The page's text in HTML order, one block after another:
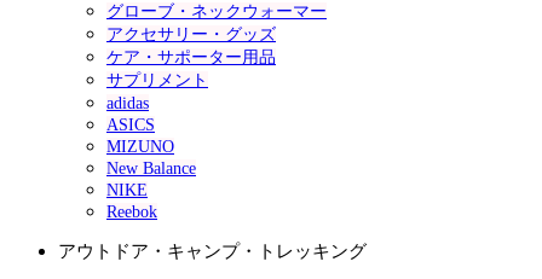
グローブ・ネックウォーマー
アクセサリー・グッズ
ケア・サポーター用品
サプリメント
adidas
ASICS
MIZUNO
New Balance
NIKE
Reebok
アウトドア・キャンプ・トレッキング